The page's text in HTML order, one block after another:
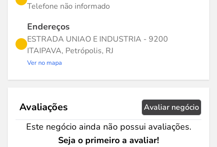
Telefone não informado
Endereços
ESTRADA UNIAO E INDUSTRIA - 9200
ITAIPAVA, Petrópolis, RJ
Ver no mapa
Avaliações Avaliar negócio
Este negócio ainda não possui avaliações.
Seja o primeiro a avaliar!